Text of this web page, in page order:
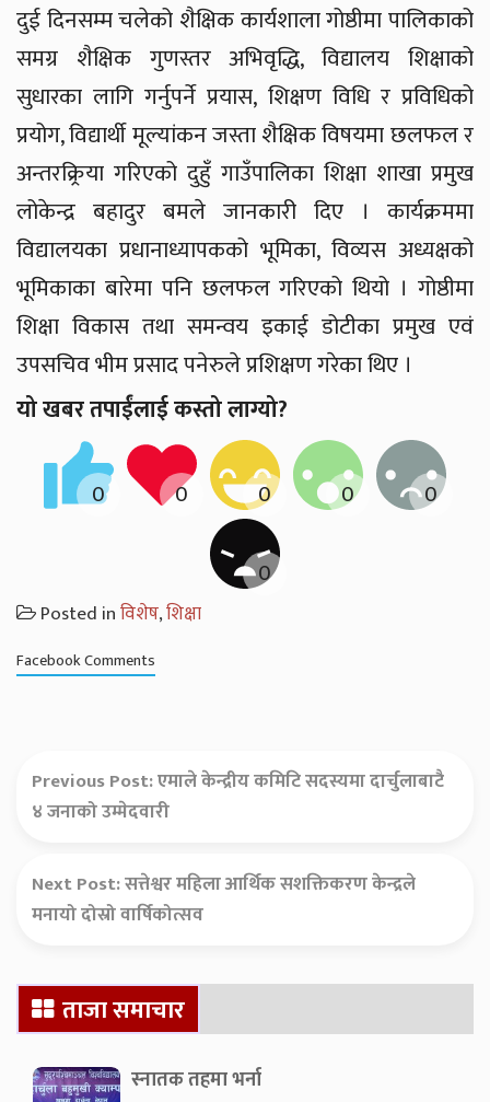
दुई दिनसम्म चलेको शैक्षिक कार्यशाला गोष्ठीमा पालिकाको
समग्र शैक्षिक गुणस्तर अभिवृद्धि, विद्यालय शिक्षाको
सुधारका लागि गर्नुपर्ने प्रयास, शिक्षण विधि र प्रविधिको
प्रयोग, विद्यार्थी मूल्यांकन जस्ता शैक्षिक विषयमा छलफल र
अन्तरक्र्रिया गरिएको दुहुँ गाउँपालिका शिक्षा शाखा प्रमुख
लोकेन्द्र बहादुर बमले जानकारी दिए । कार्यक्रममा
विद्यालयका प्रधानाध्यापकको भूमिका, विव्यस अध्यक्षको
भूमिकाका बारेमा पनि छलफल गरिएको थियो । गोष्ठीमा
शिक्षा विकास तथा समन्वय इकाई डोटीका प्रमुख एवं
उपसचिव भीम प्रसाद पनेरुले प्रशिक्षण गरेका थिए ।
यो खबर तपाईंलाई कस्तो लाग्यो?
Posted inविशेष,शिक्षा
Facebook Comments
Previous Post:एमाले केन्द्रीय कमिटि सदस्यमा दार्चुलाबाटै
४ जनाको उम्मेदवारी
Next Post:सत्तेश्वर महिला आर्थिक सशक्तिकरण केन्द्रले
मनायो दोस्रो वार्षिकोत्सव
Secondary
Sidebarताजा समाचार
स्नातक तहमा भर्ना